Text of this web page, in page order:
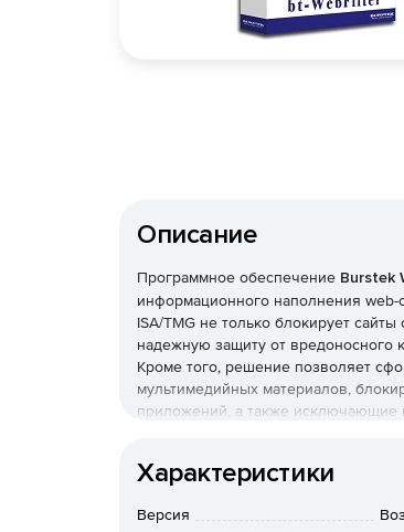
Описание
Программное обеспечение Burstek
информационного наполнения web-
ISA/TMG не только блокирует
надежную защиту от
Кроме того, решение позволяет
мультимедийных материалов,
приложений, а также исключающие
интеграции в
управления и автоматизированной
Характеристики
Версия